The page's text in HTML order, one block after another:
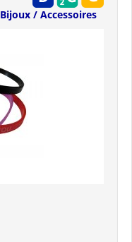
Bijoux / Accessoires